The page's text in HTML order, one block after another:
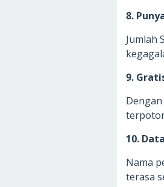
8.
Jumlah
9.
10.
Nama
terasa